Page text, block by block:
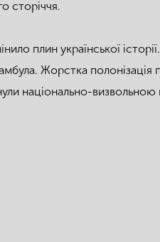
сторіччя.
плин української
Жорстка полонізація
національно-визвольною